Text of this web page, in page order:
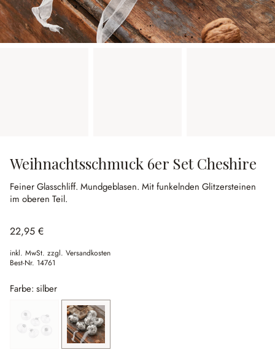
Weihnachtsschmuck 6er Set Cheshire
Feiner Glasschliff. Mundgeblasen. Mit funkelnden Glitzersteinen
im oberen Teil.
22,95 €
inkl. MwSt. zzgl. Versandkosten
Best-Nr. 14761
Farbe: silber
klar
(Diese Option ist zurzeit nicht verfügbar.)
silber